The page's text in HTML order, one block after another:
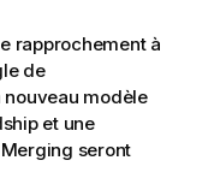
rapprochement à
de
modèle
et une
seront